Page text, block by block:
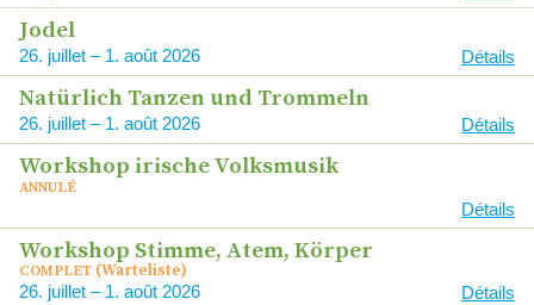
Jodel
26 – 1 2026 Détails
Natürlich Tanzen und Trommeln
26 – 1 2026 Détails
Workshop irische Volksmusik
ANNULÉ
Détails
Workshop Stimme, Atem, Körper
COMPLET (Warteliste)
26 – 1 2026 Détails